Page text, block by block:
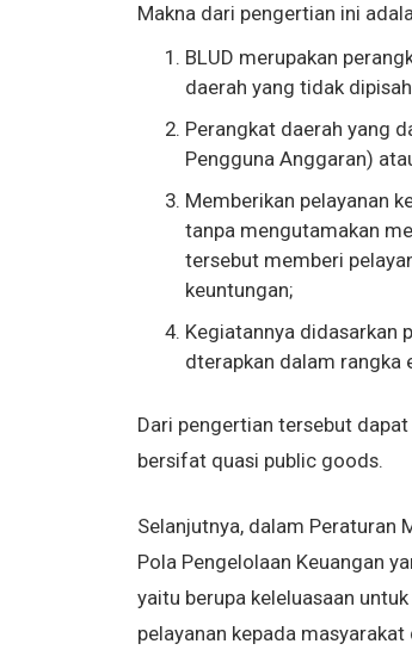
Makna dari pengertian ini
BLUD merupakan
daerah yang tidak
Perangkat daerah yang
Pengguna Anggaran)
Memberikan pelayanan
tanpa mengutamakan
tersebut memberi
keuntungan;
Kegiatannya didasarkan
dterapkan dalam rangka
Dari pengertian tersebut
bersifat quasi public goods.
Selanjutnya, dalam Peraturan
Pola Pengelolaan Keuangan
yaitu berupa keleluasaan
pelayanan kepada